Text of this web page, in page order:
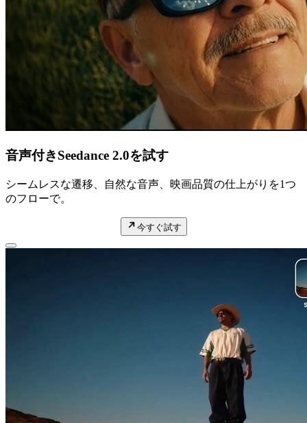
音声付きSeedance 2.0を試す
シームレスな遷移、自然な音声、映画品質の仕上がりを1つ
のフローで。
今すぐ試す